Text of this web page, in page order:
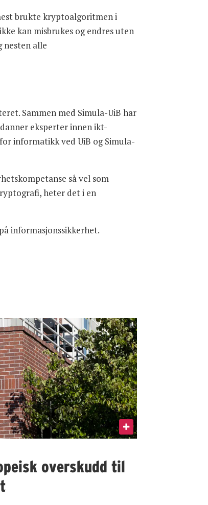
brukte kryptoalgoritmen i
kan misbrukes og endres uten
nesten alle
Sammen med Simula-UiB har
eksperter innen ikt-
informatikk ved UiB og Simula-
så vel som
heter det i en
informasjonssikkerhet.
overskudd til